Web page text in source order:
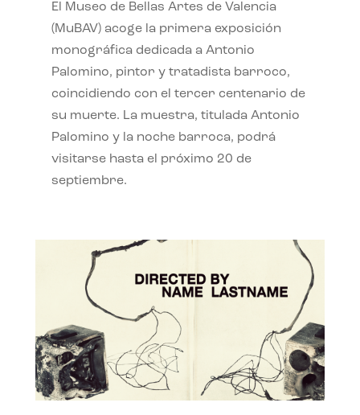
El Museo de Bellas Artes de Valencia
(MuBAV) acoge la primera exposición
monográfica dedicada a Antonio
Palomino, pintor y tratadista barroco,
coincidiendo con el tercer centenario de
su muerte. La muestra, titulada Antonio
Palomino y la noche barroca, podrá
visitarse hasta el próximo 20 de
septiembre.